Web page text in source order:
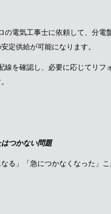
の電気工事士に依頼して、分電
定供給が可能になります。
線を確認し、必要に応じてリフ
つかない問題
なる」「急につかなくなった」